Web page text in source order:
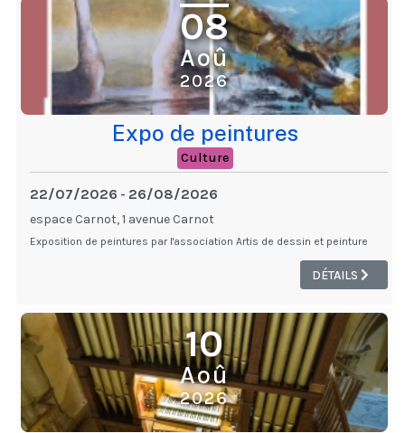
08
Aoû
2026
Expo de peintures
Culture
22/07/2026 - 26/08/2026
espace Carnot, 1 avenue Carnot
Exposition de peintures par l'association Artis de dessin et peinture
DÉTAILS
10
Aoû
2026